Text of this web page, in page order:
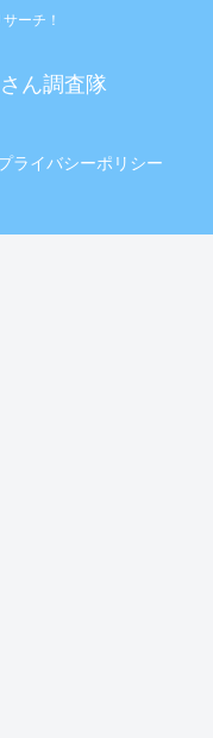
ーチ！
ん調査隊
ライバシーポリシー